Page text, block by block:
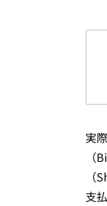
実
（
支